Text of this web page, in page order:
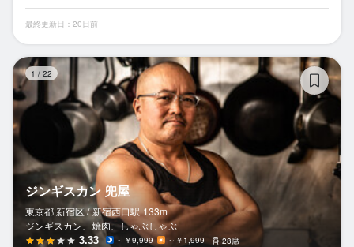
最終更新日：20日前
1 / 22
ジンギスカン 兜屋
東京都 新宿区 / 新宿西口駅 133m
ジンギスカン、焼肉、しゃぶしゃぶ
3.33 ～￥9,999 ～￥1,999 28席